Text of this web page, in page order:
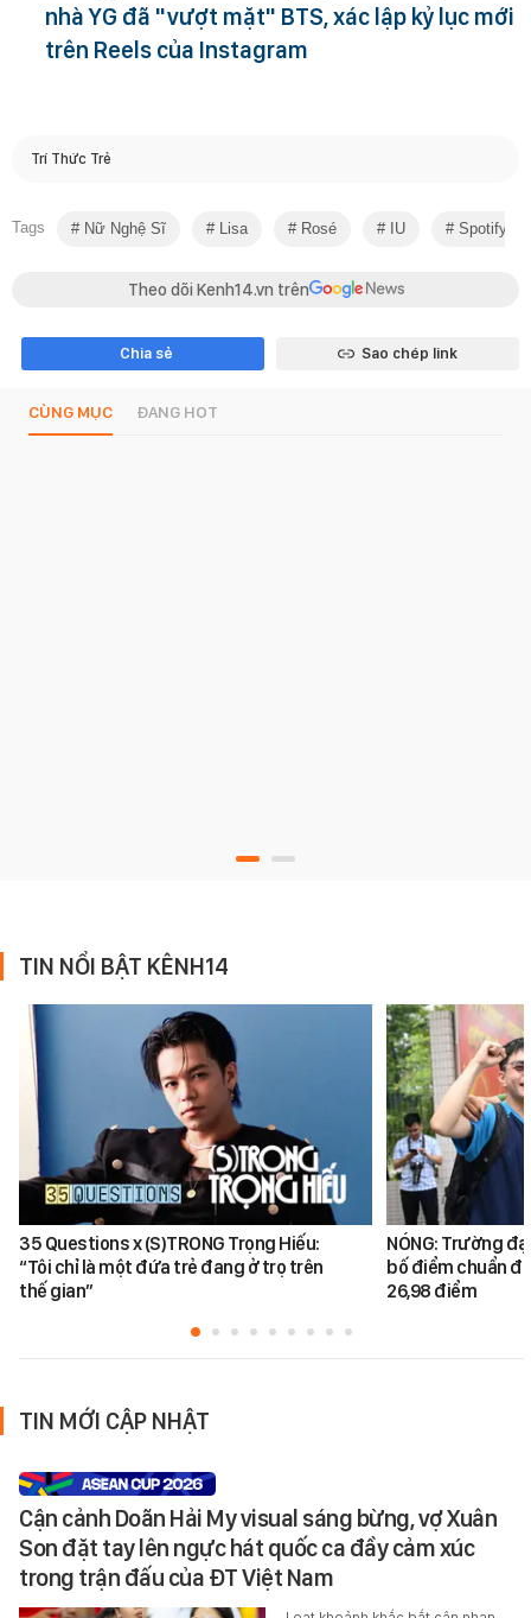
nhà YG đã "vượt mặt" BTS, xác lập kỷ lục mới
trên Reels của Instagram
Trí Thức Trẻ
Tags Nữ Nghệ Sĩ Lisa Rosé IU Spotify
Theo dõi Kenh14.vn trên
Chia sẻ Sao chép link
CÙNG MỤC ĐANG HOT
TIN NỔI BẬT KÊNH14
35 Questions x (S)TRONG Trọng Hiếu:
“Tôi chỉ là một đứa trẻ đang ở trọ trên
thế gian”
NÓNG: Trường
bố điểm chuẩn
26,98 điểm
TIN MỚI CẬP NHẬT
Cận cảnh Doãn Hải My visual sáng bừng, vợ Xuân
Son đặt tay lên ngực hát quốc ca đầy cảm xúc
trong trận đấu của ĐT Việt Nam